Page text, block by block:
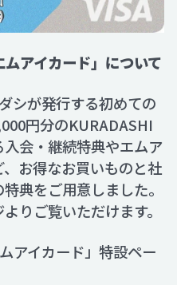
アイカード」について
シが発行する初めての
円分のKURADASHI
会・継続特典やエムア
お得なお買いものと社
典をご用意しました。
りご覧いただけます。
アイカード」特設ペー